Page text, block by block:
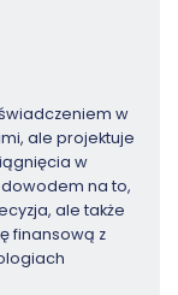
w
ale projektuje
w
na to,
ale także
finansową z